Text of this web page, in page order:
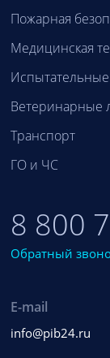
Пожарная
Медицинская
Ветеринарные
Транспорт
ГО и ЧС
8 800
Обратный
E-mail
info@pib24.ru